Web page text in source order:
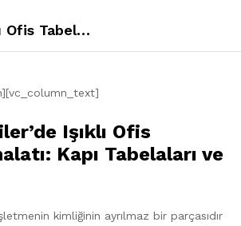
Etiler Işıklı Ofis Tabelası
Işıklı Ofis
Kapı Tabelaları ve
kimliğinin ayrılmaz bir parçasıdır